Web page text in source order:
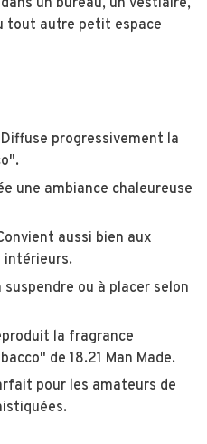
un bureau, un vestiaire,
tout autre petit espace
Diffuse progressivement la
une ambiance chaleureuse
aussi bien aux
intérieurs.
suspendre ou à placer selon
la fragrance
de 18.21 Man Made.
pour les amateurs de